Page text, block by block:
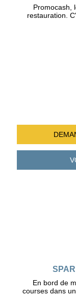
Promocash,
restauration.
En bord de
courses dans